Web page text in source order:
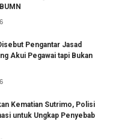
Pengantar Jasad
Akui Pegawai tapi Bukan
Kematian Sutrimo, Polisi
untuk Ungkap Penyebab